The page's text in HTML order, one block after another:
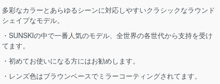
多彩なカラーとあらゆるシーンに対応しやすいクラシックなラウンド
シェイプなモデル。
・SUNSKIの中で一番人気のモデル、全世界の各世代から支持を受け
てます。
・初めてお使いになる方にはお勧めします。
・レンズ色はブラウンベースでミラーコーティングされてます。